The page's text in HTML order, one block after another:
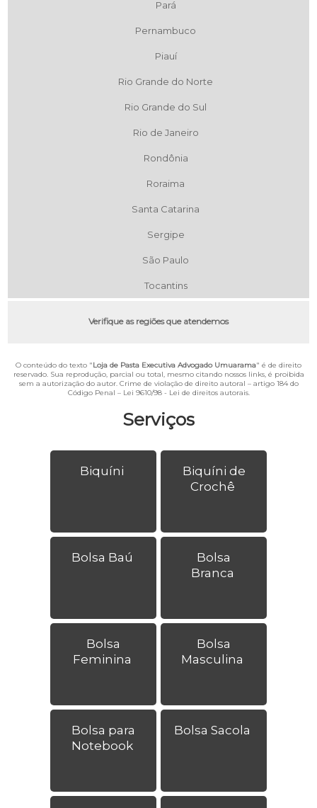
Serviços
Biquíni
Biquíni de
Crochê
Bolsa Baú
Bolsa
Branca
Bolsa
Feminina
Bolsa
Masculina
Bolsa para
Notebook
Bolsa Sacola
Pará
Pernambuco
Piauí
Rio Grande do Norte
Rio Grande do Sul
Rio de Janeiro
Rondônia
Roraima
Santa Catarina
Sergipe
São Paulo
Tocantins
Verifique as regiões que atendemos
O conteúdo do texto "Loja de Pasta Executiva Advogado Umuarama" é de direito
reservado. Sua reprodução, parcial ou total, mesmo citando nossos links, é proibida
sem a autorização do autor. Crime de violação de direito autoral – artigo 184 do
Código Penal – Lei 9610/98 - Lei de direitos autorais.